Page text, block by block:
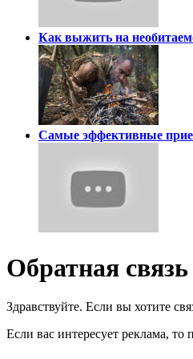
Как выжить на
Самые эффективные
Обратная связь
Здравствуйте. Если вы хотите
Если вас интересует реклама,